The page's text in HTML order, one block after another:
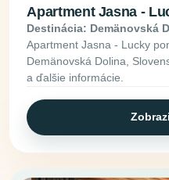
Apartment Jasna -
Destinácia: Demänovská
Apartment Jasna - Lucky
Demänovská Dolina,
a ďalšie informácie.